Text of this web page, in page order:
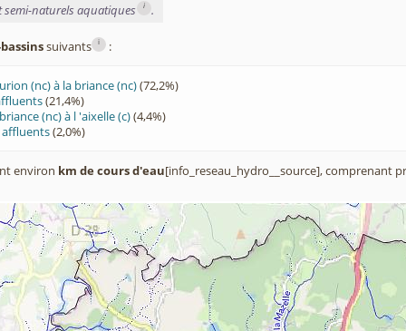
semi-naturels aquatiques i .
suivants i :
(nc) à la briance (nc)(72,2%)
(21,4%)
(nc) à l 'aixelle (c)(4,4%)
affluents(2,0%)
environ km de cours d'eau[info_reseau_hydro__source], comprenant